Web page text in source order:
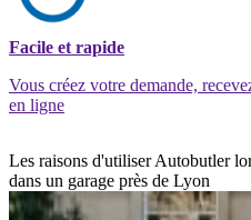
Facile et rapide
Vous créez votre demande,
en ligne
Les raisons d'utiliser Autobutler
dans un garage près de Lyon